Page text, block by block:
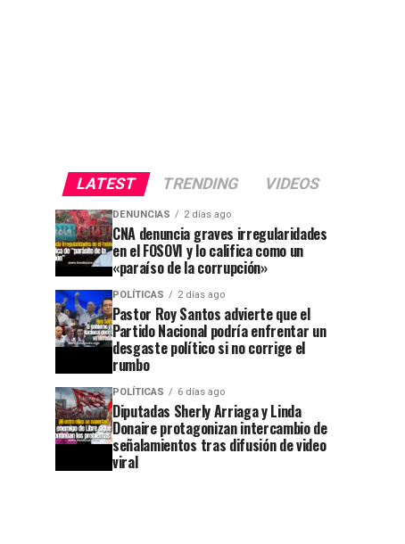
LATEST TRENDING VIDEOS
DENUNCIAS 2 días ago
CNA denuncia graves irregularidades
en el FOSOVI y lo califica como un
«paraíso de la corrupción»
POLÍTICAS 2 días ago
Pastor Roy Santos advierte que el
Partido Nacional podría enfrentar un
desgaste político si no corrige el
rumbo
POLÍTICAS 6 días ago
Diputadas Sherly Arriaga y Linda
Donaire protagonizan intercambio de
señalamientos tras difusión de video
viral